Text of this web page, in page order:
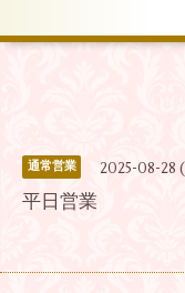
通常営業 2025-08-28
平日営業